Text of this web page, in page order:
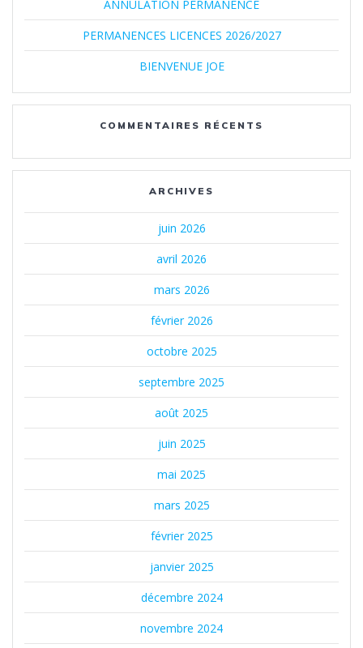
ANNULATION PERMANENCE
PERMANENCES LICENCES 2026/2027
BIENVENUE JOE
COMMENTAIRES RÉCENTS
ARCHIVES
juin 2026
avril 2026
mars 2026
février 2026
octobre 2025
septembre 2025
août 2025
juin 2025
mai 2025
mars 2025
février 2025
janvier 2025
décembre 2024
novembre 2024